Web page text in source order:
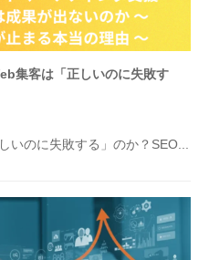
集客は「正しいのに失敗す
いのに失敗する」のか？SEO...